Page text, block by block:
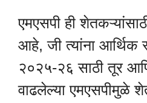
एमएसपी ही
आहे, जी त्यांना आर्थिक
२०२५-२६ साठी तूर
वाढलेल्या एमएसपीमुळे